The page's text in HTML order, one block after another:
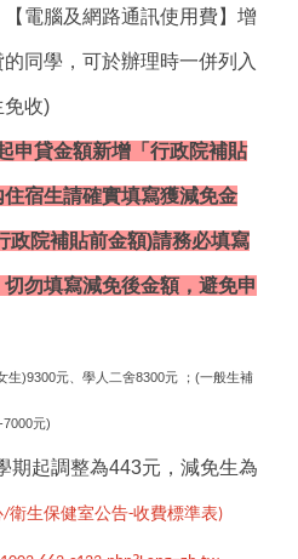
電腦及網路通訊使用費】增
同學，可於辦理時一併列入
免收)
申貸金額新增「行政院補貼
住宿生請確實填寫獲減免金
政院補貼前金額)請務必填寫
勿填寫減免後金額，避免申
生)9300元、學人二舍8300元 ；(一般生補
元)
期起調整為443元，減免生為
/衛生保健室公告-收費標準表)